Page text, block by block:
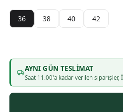
36 38 40 42
AYNI GÜN TESLIMAT
Saat 11 .00'a kadar verilen